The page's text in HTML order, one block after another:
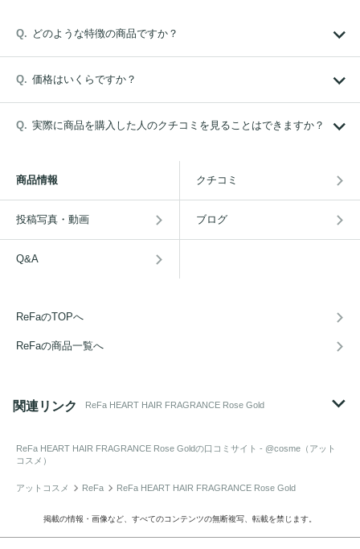
どのような特徴の商品ですか？
価格はいくらですか？
実際に商品を購入した人のクチコミを見ることはできますか？
商品情報 クチコミ
投稿写真・動画 ブログ
Q&A
ReFaのTOPへ
ReFaの商品一覧へ
関連リンク ReFa HEART HAIR FRAGRANCE Rose Gold
ReFa HEART HAIR FRAGRANCE Rose Goldの口コミサイト - @cosme（アット
コスメ）
アットコスメ ReFa ReFa HEART HAIR FRAGRANCE Rose Gold
掲載の情報・画像など、すべてのコンテンツの無断複写、転載を禁じます。